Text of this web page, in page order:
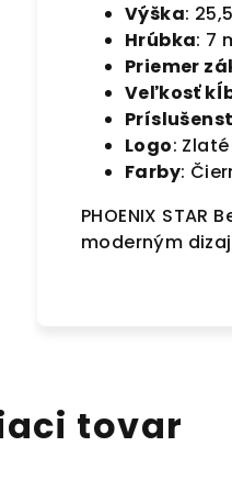
Výška:
Hrúbka: 7
Priemer
Veľkosť
Logo:
Farby:
PHOENIX
moderným
tovar